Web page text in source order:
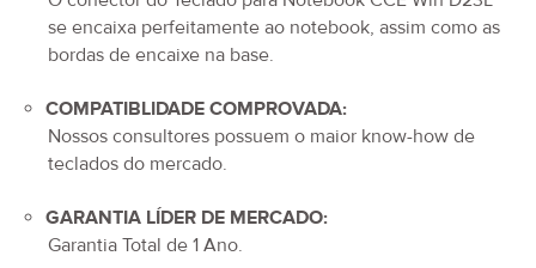
se encaixa perfeitamente ao notebook, assim como as
bordas de encaixe na base.
COMPATIBLIDADE COMPROVADA:
Nossos consultores possuem o maior know-how de
teclados do mercado.
GARANTIA LÍDER DE MERCADO:
Garantia Total de 1 Ano.